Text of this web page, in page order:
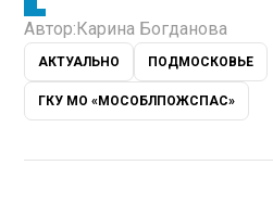
Автор: Карина Богданова
АКТУАЛЬНО ПОДМОСКОВЬЕ
ГКУ МО «МОСОБЛПОЖСПАС»